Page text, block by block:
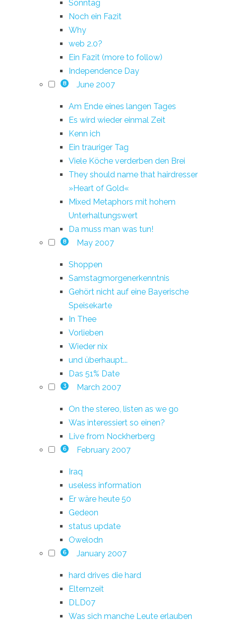
Sonntag
Noch ein Fazit
Why
web 2.0?
Ein Fazit (more to follow)
Independence Day
8 June 2007
Am Ende eines langen Tages
Es wird wieder einmal Zeit
Kenn ich
Ein trauriger Tag
Viele Köche verderben den Brei
They should name that hairdresser
»Heart of Gold«
Mixed Metaphors mit hohem
Unterhaltungswert
Da muss man was tun!
8 May 2007
Shoppen
Samstagmorgenerkenntnis
Gehört nicht auf eine Bayerische
Speisekarte
In Thee
Vorlieben
Wieder nix
und überhaupt...
Das 51% Date
3 March 2007
On the stereo, listen as we go
Was interessiert so einen?
Live from Nockherberg
6 February 2007
Iraq
useless information
Er wäre heute 50
Gedeon
status update
Owelodn
6 January 2007
hard drives die hard
Elternzeit
DLD07
Was sich manche Leute erlauben